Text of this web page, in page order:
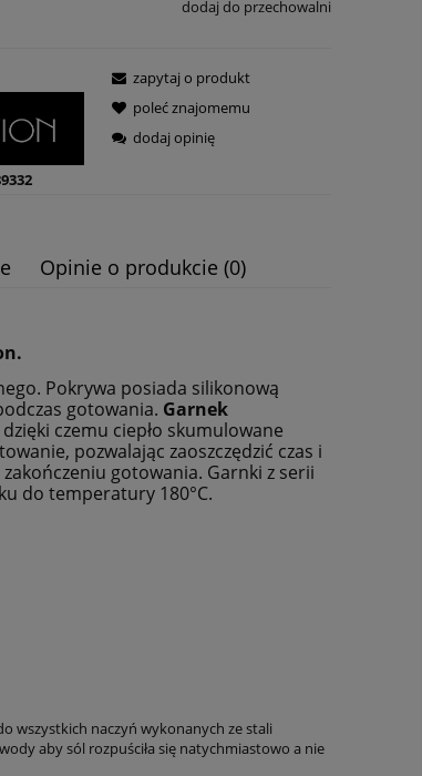
dodaj do przechowalni
zapytaj o produkt
poleć znajomemu
dodaj opinię
Opinie o produkcie (0)
Pokrywa posiada silikonową
gotowania. Garnek
czemu ciepło skumulowane
pozwalając zaoszczędzić czas i
gotowania. Garnki z serii
do temperatury 180°C.
wszystkich naczyń wykonanych ze stali
aby sól rozpuściła się natychmiastowo a nie